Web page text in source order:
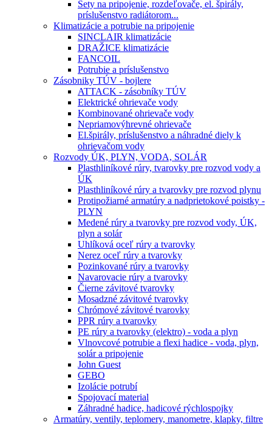
Sety na pripojenie, rozdeľovače, el. špirály,
príslušenstvo radiátorom...
Klimatizácie a potrubie na pripojenie
SINCLAIR klimatizácie
DRAŽICE klimatizácie
FANCOIL
Potrubie a príslušenstvo
Zásobniky TÚV - bojlere
ATTACK - zásobníky TÚV
Elektrické ohrievače vody
Kombinované ohrievače vody
Nepriamovýhrevné ohrievače
El.špirály, príslušenstvo a náhradné diely k
ohrievačom vody
Rozvody ÚK, PLYN, VODA, SOLÁR
Plasthliníkové rúry, tvarovky pre rozvod vody a
ÚK
Plasthliníkové rúry a tvarovky pre rozvod plynu
Protipožiarné armatúry a nadprietokové poistky -
PLYN
Medené rúry a tvarovky pre rozvod vody, ÚK,
plyn a solár
Uhlíková oceľ rúry a tvarovky
Nerez oceľ rúry a tvarovky
Pozinkované rúry a tvarovky
Navarovacie rúry a tvarovky
Čierne závitové tvarovky
Mosadzné závitové tvarovky
Chrómové závitové tvarovky
PPR rúry a tvarovky
PE rúry a tvarovky (elektro) - voda a plyn
Vlnovcové potrubie a flexi hadice - voda, plyn,
solár a pripojenie
John Guest
GEBO
Izolácie potrubí
Spojovací material
Záhradné hadice, hadicové rýchlospojky
Armatúry, ventily, teplomery, manometre, klapky, filtre